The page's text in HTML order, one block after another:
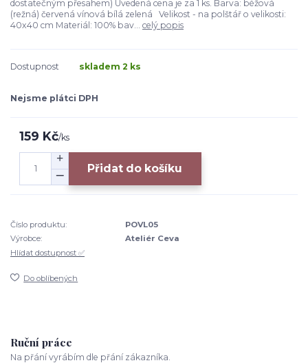
dostatečným přesahem) Uvedená cena je za 1 ks. Barva: béžová
(režná) červená vínová bílá zelená Velikost - na polštář o velikosti:
40x40 cm Materiál: 100% bav... celý popis
Dostupnost skladem 2 ks
Nejsme plátci DPH
159 Kč/ks
Přidat do košíku
Číslo produktu:
POVL05
Výrobce:
Ateliér Ceva
Hlídat dostupnost ✅
Do oblíbených
Ruční práce
Na přání vyrábím dle přání zákazníka.